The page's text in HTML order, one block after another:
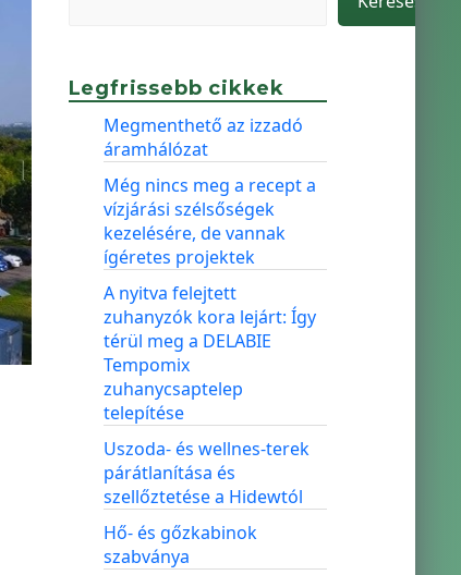
Legfrissebb cikkek
Megmenthető az izzadó
áramhálózat
Még nincs meg a recept a
vízjárási szélsőségek
kezelésére, de vannak
ígéretes projektek
A nyitva felejtett
zuhanyzók kora lejárt: Így
térül meg a DELABIE
Tempomix
zuhanycsaptelep
telepítése
Uszoda- és wellnes-terek
párátlanítása és
szellőztetése a Hidewtól
Hő- és gőzkabinok
szabványa